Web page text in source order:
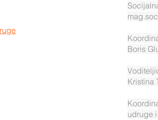
Boris
Kristina
udruge